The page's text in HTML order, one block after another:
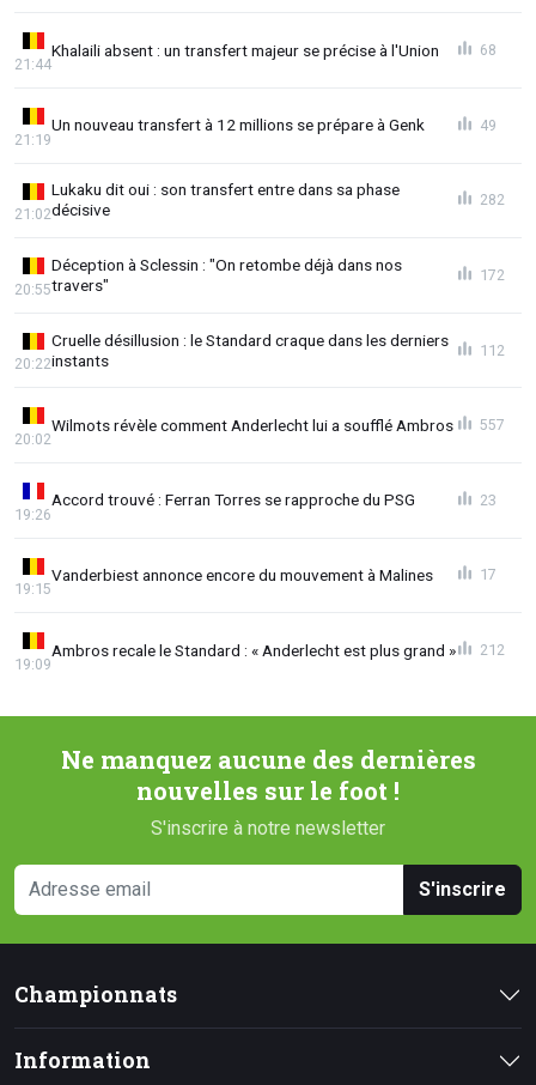
Khalaili absent : un transfert majeur se précise à l'Union
21:44
68
Un nouveau transfert à 12 millions se prépare à Genk
21:19
49
Lukaku dit oui : son transfert entre dans sa phase
décisive
21:02
282
Déception à Sclessin : "On retombe déjà dans nos
travers"
20:55
172
Cruelle désillusion : le Standard craque dans les derniers
instants
20:22
112
Wilmots révèle comment Anderlecht lui a soufflé Ambros
20:02
557
Accord trouvé : Ferran Torres se rapproche du PSG
19:26
23
Vanderbiest annonce encore du mouvement à Malines
19:15
17
Ambros recale le Standard : « Anderlecht est plus grand »
19:09
212
Ne manquez aucune des dernières
nouvelles sur le foot !
S'inscrire à notre newsletter
S'inscrire
Championnats
Information